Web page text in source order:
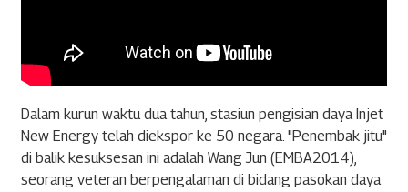
Dalam kurun waktu dua tahun, stasiun pengisian daya Injet
New Energy telah diekspor ke 50 negara. "Penembak jitu"
di balik kesuksesan ini adalah Wang Jun (EMBA2014),
seorang veteran berpengalaman di bidang pasokan daya